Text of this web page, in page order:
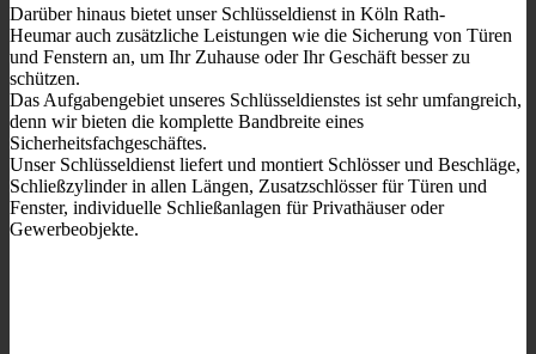
Darüber hinaus bietet unser Schlüsseldienst in Köln Rath-
Heumar auch zusätzliche Leistungen wie die Sicherung von Türen
und Fenstern an, um Ihr Zuhause oder Ihr Geschäft besser zu
schützen.
Das Aufgabengebiet unseres Schlüsseldienstes ist sehr umfangreich,
denn wir bieten die komplette Bandbreite eines
Sicherheitsfachgeschäftes.
Unser Schlüsseldienst liefert und montiert Schlösser und Beschläge,
Schließzylinder in allen Längen, Zusatzschlösser für Türen und
Fenster, individuelle Schließanlagen für Privathäuser oder
Gewerbeobjekte.